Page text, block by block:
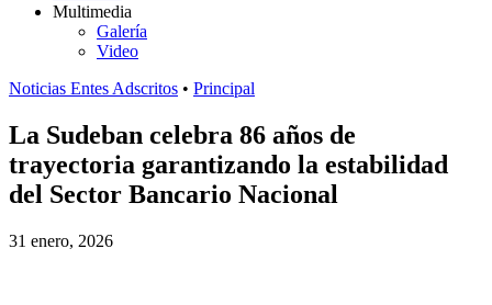
Multimedia
Galería
Video
Noticias Entes Adscritos • Principal
La Sudeban celebra 86 años de
trayectoria garantizando la estabilidad
del Sector Bancario Nacional
31 enero, 2026